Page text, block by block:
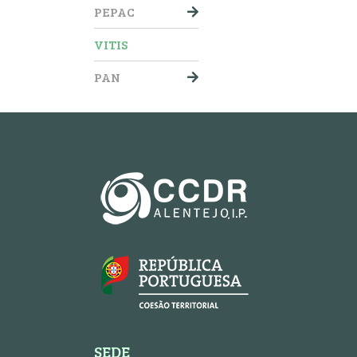
PEPAC
VITIS
PAN
SEDE